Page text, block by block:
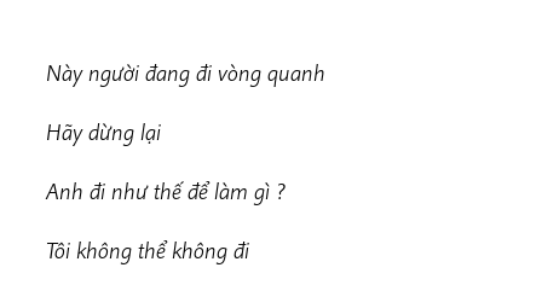
Này người đang đi vòng quanh
Hãy dừng lại
Anh đi như thế để làm gì ?
Tôi không thể không đi